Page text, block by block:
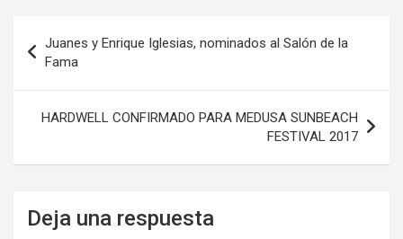
de
entradas
Juanes y Enrique Iglesias, nominados al Salón de la
Fama
HARDWELL CONFIRMADO PARA MEDUSA SUNBEACH
FESTIVAL 2017
Deja una respuesta